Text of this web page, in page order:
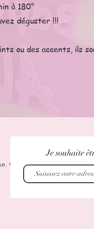
à 180°
déguster !!!
ou des accents, ils
Créé avec Wix.com
Je souhaite